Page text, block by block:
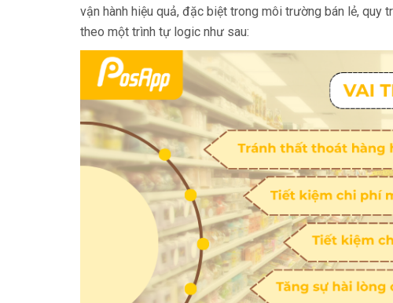
vận hành hiệu quả, đặc biệt trong môi trường bán lẻ, quy
theo một trình tự logic như sau: